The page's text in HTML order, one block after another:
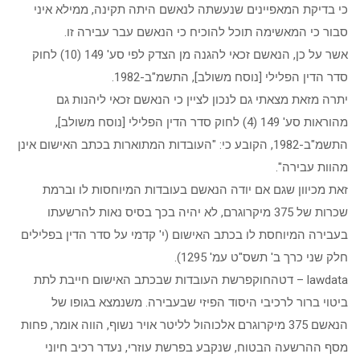
כי בדיקת המאפיינים שנעשתה לנאשם היתה תקינה, ממילא איני
סבור כי המאשימה תוכל להוכיח כי הנאשם עבר עבירה זו.
אשר על כן, הנאשם זכאי להגנה מן הצדק לפי סע' 149 (10) לחוק
סדר הדין הפלילי [נוסח משולב], התשמ"ב-1982.
יתרה מזאת מצאתי גם לנכון לציין כי הנאשם זכאי ליהנות גם
מהוראות סע' 149 (4) לחוק סדר הדין הפלילי [נוסח משולב],
התשמ"ב-1982, הקובע כי: "העובדות המתוארות בכתב האישום אינן
מהוות עבירה".
זאת מכיוון שגם אם יודה הנאשם בעובדות המיוחסות לו וברמת
שכרות של 375 מיקרוגרם, לא יהיה בכך בסיס נאות להרשעתו
בעבירה המיוחסת לו בכתב האישום (י' קדמי על סדר הדין בפלילים
חלק שני כרך ב' תשס"ט עמ' 1295).
lawdata – דטהחוקפרשת העובדות שבכתב האישום חייבת לתת
ביטוי ברור לרכיבי היסוד הפיזי שבעבירה. משנמצא בגופו של
הנאשם 375 מיקרוגרם אלכוהול לליטר אויר נשוף, הווה אומר, פחות
מסף ההרשעה הבטוח, שנקבע בפרשת עוזרי, נעדר רכיב חיוני